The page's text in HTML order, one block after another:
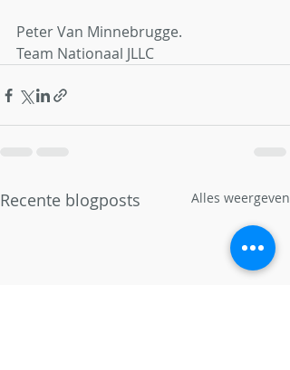
Peter Van Minnebrugge.
Team Nationaal JLLC
Recente blogposts Alles weergeven